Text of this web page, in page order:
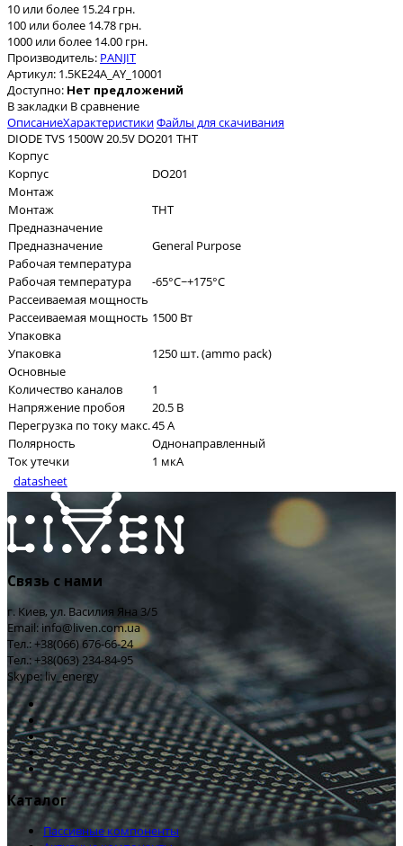
10 или более 15.24 грн.
100 или более 14.78 грн.
1000 или более 14.00 грн.
Производитель: PANJIT
Артикул: 1.5KE24A_AY_10001
Доступно: Нет предложений
В закладки В сравнение
ОписаниеХарактеристикиФайлы для скачивания
DIODE TVS 1500W 20.5V DO201 THT
Корпус
Корпус
DO201
Монтаж
Монтаж
THT
Предназначение
Предназначение
General Purpose
Рабочая температура
Рабочая температура
-65°C~+175°C
Рассеиваемая мощность
Рассеиваемая мощность 1500 Вт
Упаковка
Упаковка
1250 шт. (ammo pack)
Основные
Количество каналов
1
Напряжение пробоя
20.5 В
Перегрузка по току макс.45 А
Полярность
Однонаправленный
Ток утечки
1 мкА
datasheet
Связь с нами
г. Киев, ул. Василия Яна 3/5
Email: info@liven.com.ua
Тел.: +38(066) 676-66-24
Тел.: +38(063) 234-84-95
Skype: liv_energy
Каталог
Пассивные компоненты